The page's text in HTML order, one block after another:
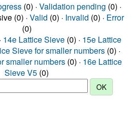
(0) · Validation pending (0) ·
(0) · Valid (0) · Invalid (0) · Error
(0)
14e Lattice Sieve (0) · 15e Lattice
Sieve for smaller numbers (0) ·
smaller numbers (0) · 16e Lattice
Sieve V5 (0)